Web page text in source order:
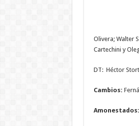
Olivera; Walter
Cartechini y
DT: Héctor
Cambios:
Amonestados: